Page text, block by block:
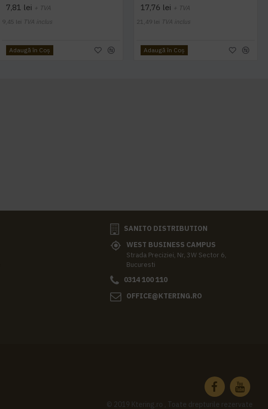
7,81 lei + TVA
9,45 lei TVA inclus
Adaugă în Coş
17,76 lei + TVA
21,49 lei TVA inclus
Adaugă în Coş
SANITO DISTRIBUTION
WEST BUSINESS CAMPUS
Strada Preciziei, Nr, 3W Sector 6,
Bucuresti
0314 100 110
OFFICE@KTERING.RO
© 2019 Ktering.ro , Toate drepturile rezervate